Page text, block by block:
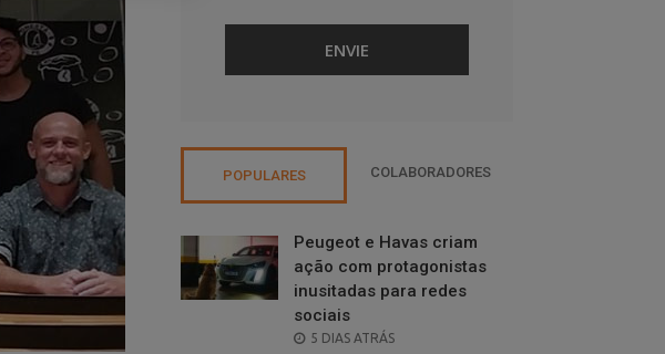
POPULARES COLABORADORES
Peugeot e Havas criam
ação com protagonistas
inusitadas para redes
sociais
POSTED
5 DIAS ATRÁS